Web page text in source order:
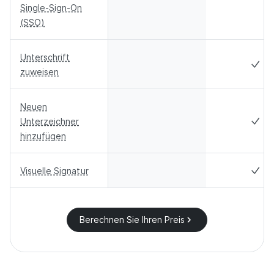
Single-Sign-On
(SSO)
Unterschrift
zuweisen
Neuen
Unterzeichner
hinzufügen
Visuelle Signatur
Berechnen Sie Ihren Preis